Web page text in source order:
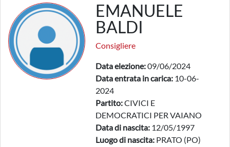
EMANUELE
BALDI
Consigliere
Data elezione:09/06/2024
Data entrata in carica: 10-06-
2024
Partito:CIVICI E
DEMOCRATICI PER VAIANO
Data di nascita: 12/05/1997
Luogo di nascita: PRATO (PO)